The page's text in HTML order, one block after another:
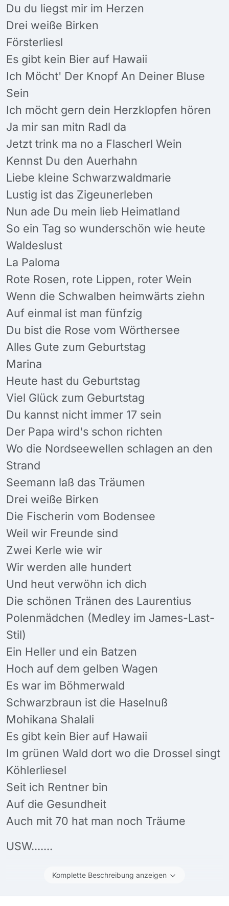
Du du liegst mir im Herzen
Drei weiße Birken
Försterliesl
Es gibt kein Bier auf Hawaii
Ich Möcht' Der Knopf An Deiner Bluse
Sein
Ich möcht gern dein Herzklopfen hören
Ja mir san mitn Radl da
Jetzt trink ma no a Flascherl Wein
Kennst Du den Auerhahn
Liebe kleine Schwarzwaldmarie
Lustig ist das Zigeunerleben
Nun ade Du mein lieb Heimatland
So ein Tag so wunderschön wie heute
Waldeslust
La Paloma
Rote Rosen, rote Lippen, roter Wein
Wenn die Schwalben heimwärts ziehn
Auf einmal ist man fünfzig
Du bist die Rose vom Wörthersee
Alles Gute zum Geburtstag
Marina
Heute hast du Geburtstag
Viel Glück zum Geburtstag
Du kannst nicht immer 17 sein
Der Papa wird's schon richten
Wo die Nordseewellen schlagen an den
Strand
Seemann laß das Träumen
Drei weiße Birken
Die Fischerin vom Bodensee
Weil wir Freunde sind
Zwei Kerle wie wir
Wir werden alle hundert
Und heut verwöhn ich dich
Die schönen Tränen des Laurentius
Polenmädchen (Medley im James-Last-
Stil)
Ein Heller und ein Batzen
Hoch auf dem gelben Wagen
Es war im Böhmerwald
Schwarzbraun ist die Haselnuß
Mohikana Shalali
Es gibt kein Bier auf Hawaii
Im grünen Wald dort wo die Drossel singt
Köhlerliesel
Seit ich Rentner bin
Auf die Gesundheit
Auch mit 70 hat man noch Träume
USW.......
Komplette Beschreibung anzeigen